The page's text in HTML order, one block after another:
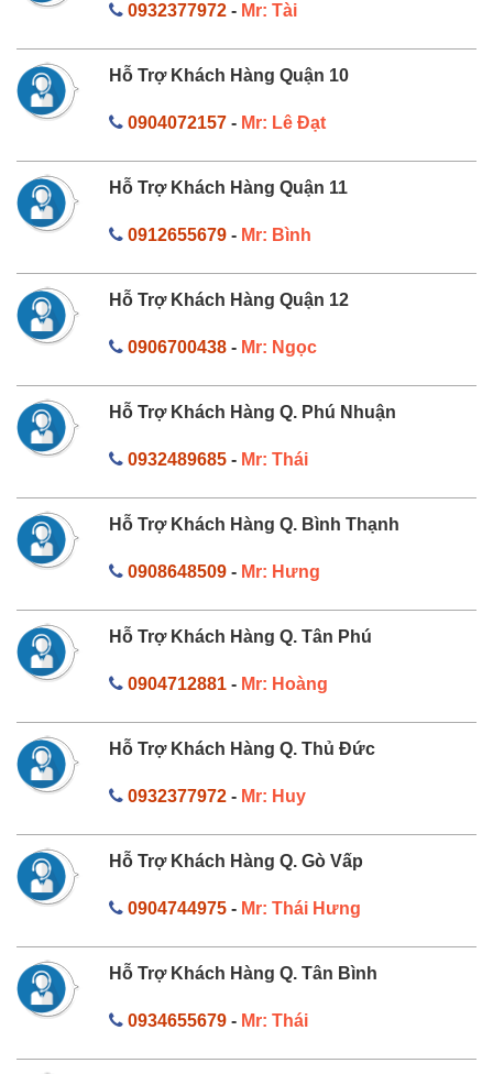
0932377972- Mr: Tài
Hỗ Trợ Khách Hàng Quận 10
0904072157- Mr: Lê Đạt
Hỗ Trợ Khách Hàng Quận 11
0912655679- Mr: Bình
Hỗ Trợ Khách Hàng Quận 12
0906700438- Mr: Ngọc
Hỗ Trợ Khách Hàng Q. Phú Nhuận
0932489685- Mr: Thái
Hỗ Trợ Khách Hàng Q. Bình Thạnh
0908648509- Mr: Hưng
Hỗ Trợ Khách Hàng Q. Tân Phú
0904712881- Mr: Hoàng
Hỗ Trợ Khách Hàng Q. Thủ Đức
0932377972- Mr: Huy
Hỗ Trợ Khách Hàng Q. Gò Vấp
0904744975- Mr: Thái Hưng
Hỗ Trợ Khách Hàng Q. Tân Bình
0934655679- Mr: Thái